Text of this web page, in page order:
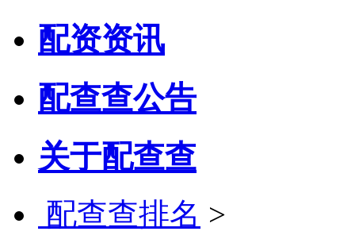
配资资讯
配查查公告
关于配查查
配查查排名 >